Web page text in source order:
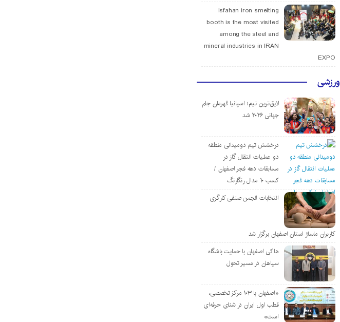
Isfahan iron smelting
booth is the most visited
among the steel and
mineral industries in IRAN
EXPO
ورزشی
لایق‌ترین تیم؛ اسپانیا قهرمان جام
جهانی ۲۰۲۶ شد
درخشش تیم دومیدانی منطقه
دو عملیات انتقال گاز در
مسابقات دهه فجر اصفهان /
کسب ۱۰ مدال رنگارنگ
انتخابات انجمن صنفی کارگری
کاربران ماساژ استان اصفهان برگزار شد
هاکی اصفهان با حمایت باشگاه
سپاهان در مسیر تحول
«اصفهان با ۱۰۳ مرکز تخصصی،
قطب اول ایران در شنای حرفه‌ای
است»